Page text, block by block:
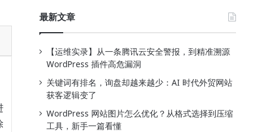
最新文章
【运维实录】从一条腾讯云安全警报，到精准溯源
WordPress 插件高危漏洞
关键词有排名，询盘却越来越少：AI 时代外贸网站
获客逻辑变了
WordPress 网站图片怎么优化？从格式选择到压缩
工具，新手一篇看懂